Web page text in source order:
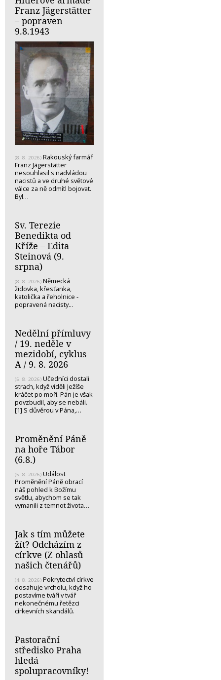
Franz Jägerstätter
– popraven
9.8.1943
(8. 8. 2026) Rakouský farmář
Franz Jägerstätter
nesouhlasil s nadvládou
nacistů a ve druhé světové
válce za ně odmítl bojovat.
Byl…
Sv. Terezie
Benedikta od
Kříže – Edita
Steinová (9.
srpna)
(8. 8. 2026) Německá
židovka, křesťanka,
katolička a řeholnice -
popravená nacisty...
Nedělní přímluvy
/ 19. neděle v
mezidobí, cyklus
A / 9. 8. 2026
(5. 8. 2026) Učedníci dostali
strach, když viděli Ježíše
kráčet po moři. Pán je však
povzbudil, aby se nebáli.
[1] S důvěrou v Pána,…
Proměnění Páně
na hoře Tábor
(6.8.)
(5. 8. 2026) Událost
Proměnění Páně obrací
náš pohled k Božímu
světlu, abychom se tak
vymanili z temnot života…
Jak s tím můžete
žít? Odcházím z
církve (Z ohlasů
našich čtenářů)
(4. 8. 2026) Pokrytectví církve
dosahuje vrcholu, když ho
postavíme tváří v tvář
nekonečnému řetězci
církevních skandálů.
Pastorační
středisko Praha
hledá
spolupracovníky!